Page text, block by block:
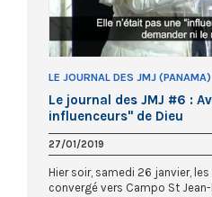
LE JOURNAL DES JMJ (PANAMA)
Le journal des JMJ #6 :
influenceurs" de Dieu
27/01/2019
Hier soir, samedi 26 janvier,
convergé vers Campo St Jean-